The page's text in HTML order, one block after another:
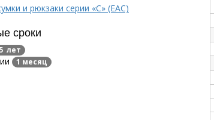
и рюкзаки серии «С» (EAC)
сроки
5 лет
1 месяц